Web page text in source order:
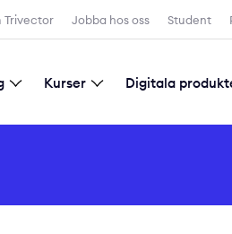
Trivector Jobba hos oss Student
Kurser Digitala